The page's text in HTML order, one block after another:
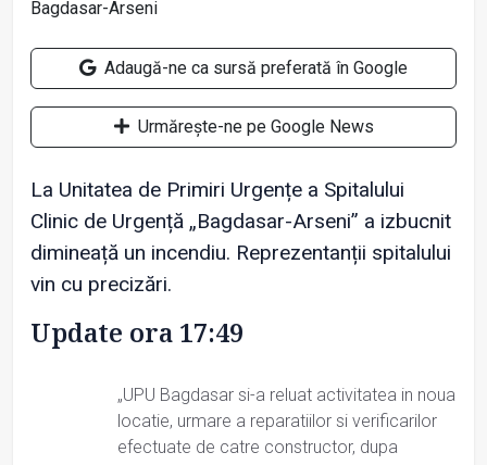
Adaugă-ne ca sursă preferată în Google
Urmărește-ne pe Google News
La Unitatea de Primiri Urgențe a Spitalului
Clinic de Urgență „Bagdasar-Arseni” a izbucnit
dimineață un incendiu. Reprezentanții spitalului
vin cu precizări.
Update ora 17:49
„UPU Bagdasar si-a reluat activitatea in noua
locatie, urmare a reparatiilor si verificarilor
efectuate de catre constructor, dupa